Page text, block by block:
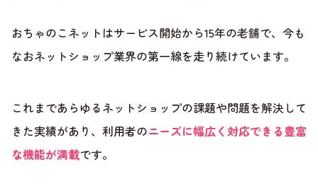
おちゃのこネットはサービス開始から15年の老舗で、今も
なおネットショップ業界の第一線を走り続けています。
これまであらゆるネットショップの課題や問題を解決して
きた実績があり、利用者のニーズに幅広く対応できる豊富
な機能が満載です。